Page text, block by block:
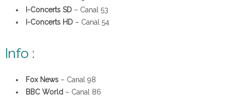
I-Concerts SD – Canal 53
I-Concerts HD – Canal 54
Info :
Fox News – Canal 98
BBC World – Canal 86